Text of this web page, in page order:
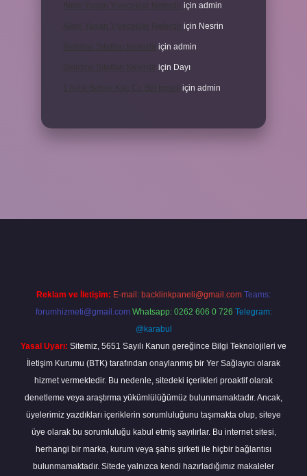
için admin
Alerji Yapan Yiyecekler Nelerdir için Nesrin
için admin
için Dayı
1 Aylık Bebek Kaç Cc Süt Içmeli için admin
Reklam ve İletişim: E-mail: backlinkpaneli@gmail.com Teams:
forumhizmeti@gmail.com Whatsapp: 0262 606 0 726 Telegram:
@karabul
Yasal Uyarı: Sitemiz, 5651 Sayılı Kanun gereğince Bilgi Teknolojileri ve
İletişim Kurumu (BTK) tarafından onaylanmış bir Yer Sağlayıcı olarak
hizmet vermektedir. Bu nedenle, sitedeki içerikleri proaktif olarak
denetleme veya araştırma yükümlülüğümüz bulunmamaktadır. Ancak,
üyelerimiz yazdıkları içeriklerin sorumluluğunu taşımakta olup, siteye
üye olarak bu sorumluluğu kabul etmiş sayılırlar. Bu internet sitesi,
herhangi bir marka, kurum veya şahıs şirketi ile hiçbir bağlantısı
bulunmamaktadır. Sitede yalnızca kendi hazırladığımız makaleler